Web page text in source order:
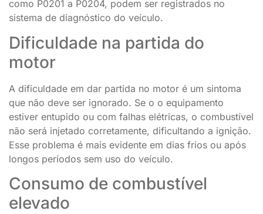
como P0201 a P0204, podem ser registrados no
sistema de diagnóstico do veículo.
Dificuldade na partida do
motor
A dificuldade em dar partida no motor é um sintoma
que não deve ser ignorado. Se o o equipamento
estiver entupido ou com falhas elétricas, o combustível
não será injetado corretamente, dificultando a ignição.
Esse problema é mais evidente em dias frios ou após
longos períodos sem uso do veículo.
Consumo de combustível
elevado